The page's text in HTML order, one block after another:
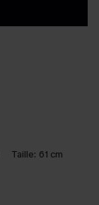
Taille: 61 cm